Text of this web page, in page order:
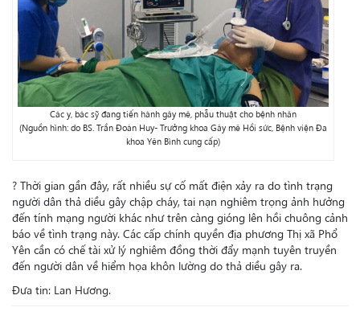
Các y, bác sỹ đang tiến hành gây mê, phẫu thuật cho bệnh nhân
(Nguồn hình: do BS. Trần Đoàn Huy- Trưởng khoa Gây mê Hồi sức, Bệnh viện Đa
khoa Yên Bình cung cấp)
? Thời gian gần đây, rất nhiều sự cố mất điện xảy ra do tình trạng
người dân thả diều gây chập cháy, tai nạn nghiêm trọng ảnh hưởng
đến tính mạng người khác như trên càng gióng lên hồi chuông cảnh
báo về tình trạng này. Các cấp chính quyền địa phương Thị xã Phổ
Yên cần có chế tài xử lý nghiêm đồng thời đẩy mạnh tuyên truyền
đến người dân về hiểm họa khôn lường do thả diều gây ra.
Đưa tin: Lan Hương.